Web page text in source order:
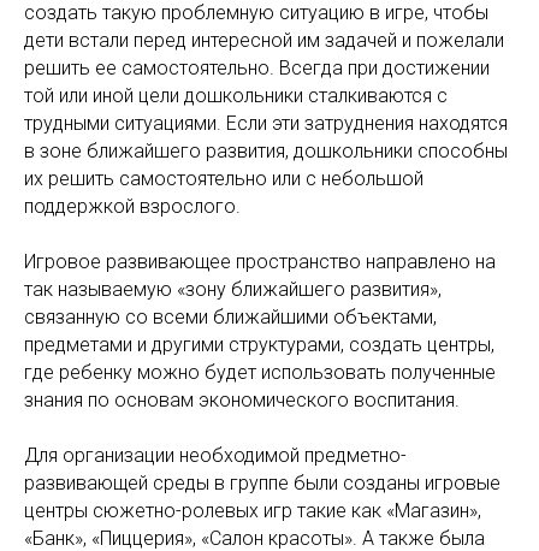
создать такую проблемную ситуацию в игре, чтобы
дети встали перед интересной им задачей и пожелали
решить ее самостоятельно. Всегда при достижении
той или иной цели дошкольники сталкиваются с
трудными ситуациями. Если эти затруднения находятся
в зоне ближайшего развития, дошкольники способны
их решить самостоятельно или с небольшой
поддержкой взрослого.
Игровое развивающее пространство направлено на
так называемую «зону ближайшего развития»,
связанную со всеми ближайшими объектами,
предметами и другими структурами, создать центры,
где ребенку можно будет использовать полученные
знания по основам экономического воспитания.
Для организации необходимой предметно-
развивающей среды в группе были созданы игровые
центры сюжетно-ролевых игр такие как «Магазин»,
«Банк», «Пиццерия», «Салон красоты». А также была